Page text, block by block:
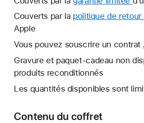
Couverts par la politique de retour
Apple
Vous pouvez souscrire un contrat
Gravure et paquet-cadeau non
produits reconditionnés
Les quantités disponibles sont
Contenu du coffret